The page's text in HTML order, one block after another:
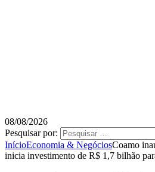
08/08/2026
Pesquisar por:
InícioEconomia & NegóciosCoamo
inicia investimento de R$ 1,7 bilhão